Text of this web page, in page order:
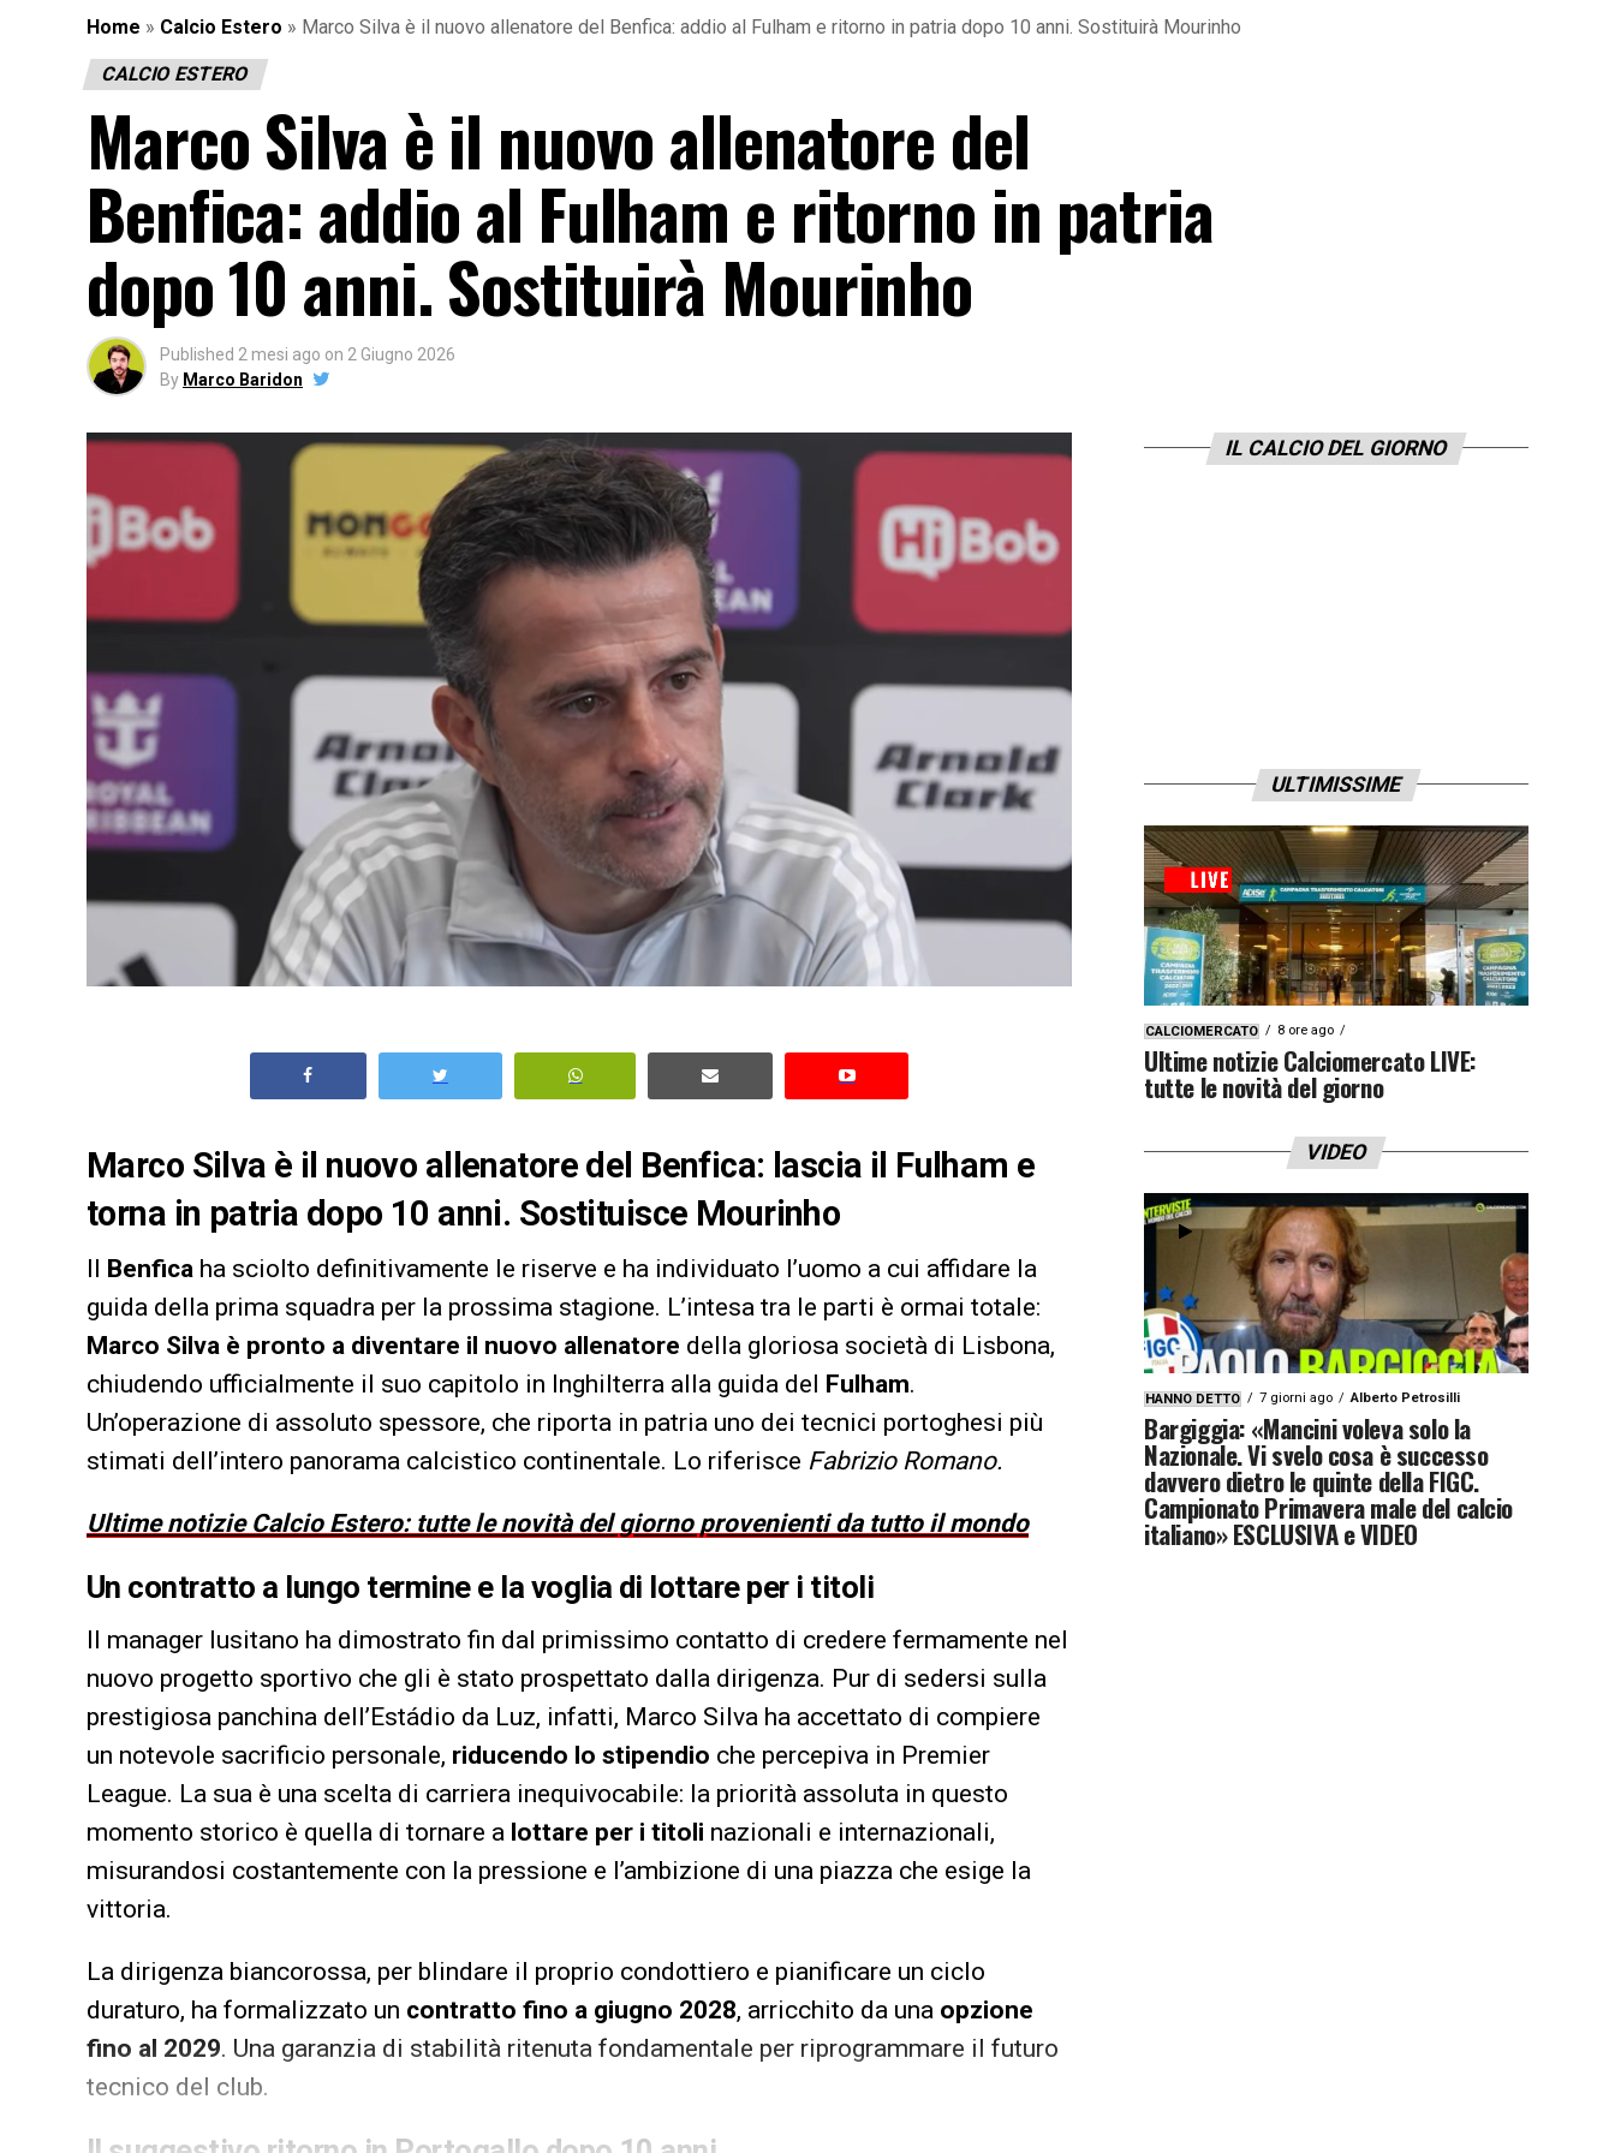
Home » Calcio Estero » Marco Silva è il nuovo allenatore del Benfica: addio al Fulham e ritorno in patria dopo 10 anni. Sostituirà Mourinho
CALCIO ESTERO
Marco Silva è il nuovo allenatore del
Benfica: addio al Fulham e ritorno in patria
dopo 10 anni. Sostituirà Mourinho
Published 2 mesi ago on 2 Giugno 2026
By Marco Baridon
Marco Silva è il nuovo allenatore del Benfica: lascia il Fulham e
torna in patria dopo 10 anni. Sostituisce Mourinho
Il Benfica ha sciolto definitivamente le riserve e ha individuato l’uomo a cui affidare la
guida della prima squadra per la prossima stagione. L’intesa tra le parti è ormai totale:
Marco Silva è pronto a diventare il nuovo allenatore della gloriosa società di Lisbona,
chiudendo ufficialmente il suo capitolo in Inghilterra alla guida del Fulham.
Un’operazione di assoluto spessore, che riporta in patria uno dei tecnici portoghesi più
stimati dell’intero panorama calcistico continentale. Lo riferisce Fabrizio Romano.
Ultime notizie Calcio Estero: tutte le novità del giorno provenienti da tutto il mondo
Un contratto a lungo termine e la voglia di lottare per i titoli
Il manager lusitano ha dimostrato fin dal primissimo contatto di credere fermamente nel
nuovo progetto sportivo che gli è stato prospettato dalla dirigenza. Pur di sedersi sulla
prestigiosa panchina dell’Estádio da Luz, infatti, Marco Silva ha accettato di compiere
un notevole sacrificio personale, riducendo lo stipendio che percepiva in Premier
League. La sua è una scelta di carriera inequivocabile: la priorità assoluta in questo
momento storico è quella di tornare a lottare per i titoli nazionali e internazionali,
misurandosi costantemente con la pressione e l’ambizione di una piazza che esige la
vittoria.
La dirigenza biancorossa, per blindare il proprio condottiero e pianificare un ciclo
duraturo, ha formalizzato un contratto fino a giugno 2028, arricchito da una opzione
fino al 2029. Una garanzia di stabilità ritenuta fondamentale per riprogrammare il futuro
tecnico del club.
IL CALCIO DEL GIORNO
ULTIMISSIME
CALCIOMERCATO 8 ore ago
Ultime notizie Calciomercato LIVE:
tutte le novità del giorno
VIDEO
HANNO DETTO 7 giorni ago Alberto Petrosilli
Bargiggia: «Mancini voleva solo la
Nazionale. Vi svelo cosa è successo
davvero dietro le quinte della FIGC.
Campionato Primavera male del calcio
italiano» ESCLUSIVA e VIDEO